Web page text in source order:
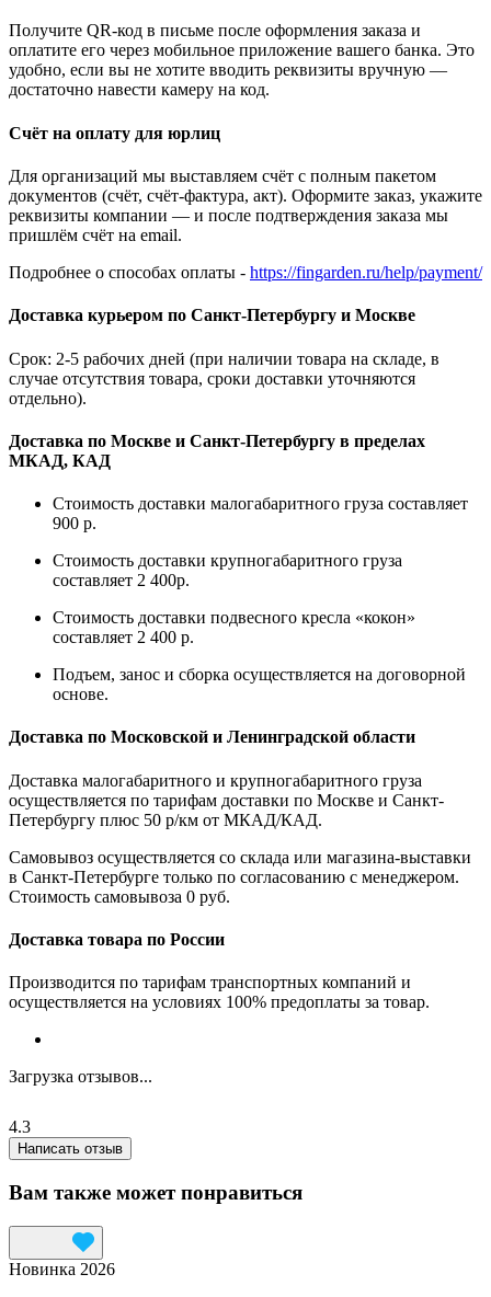
Получите QR-код в письме после оформления заказа и
оплатите его через мобильное приложение вашего банка. Это
удобно, если вы не хотите вводить реквизиты вручную —
достаточно навести камеру на код.
Счёт на оплату для юрлиц
Для организаций мы выставляем счёт с полным пакетом
документов (счёт, счёт-фактура, акт). Оформите заказ, укажите
реквизиты компании — и после подтверждения заказа мы
пришлём счёт на email.
Подробнее о способах оплаты - https://fingarden.ru/help/payment/
Доставка курьером по Санкт-Петербургу и Москве
Срок: 2-5 рабочих дней (при наличии товара на складе, в
случае отсутствия товара, сроки доставки уточняются
отдельно).
Доставка по Москве и Санкт-Петербургу в пределах
МКАД, КАД
Стоимость доставки малогабаритного груза составляет
900 р.
Стоимость доставки крупногабаритного груза
составляет 2 400р.
Стоимость доставки подвесного кресла «кокон»
составляет 2 400 р.
Подъем, занос и сборка осуществляется на договорной
основе.
Доставка по Московской и Ленинградской области
Доставка малогабаритного и крупногабаритного груза
осуществляется по тарифам доставки по Москве и Санкт-
Петербургу плюс 50 р/км от МКАД/КАД.
Самовывоз осуществляется со склада или магазина-выставки
в Санкт-Петербурге только по согласованию с менеджером.
Стоимость самовывоза 0 руб.
Доставка товара по России
Производится по тарифам транспортных компаний и
осуществляется на условиях 100% предоплаты за товар.
Загрузка отзывов...
4.3
Написать отзыв
Вам также может понравиться
Новинка 2026